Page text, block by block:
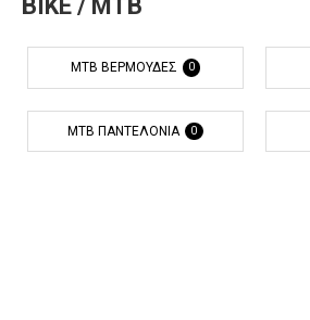
BIKE / MTB
MTB ΒΕΡΜΟΎΔΕΣ 0
MTB ΠΑΝΤΕΛΌΝΙΑ 0